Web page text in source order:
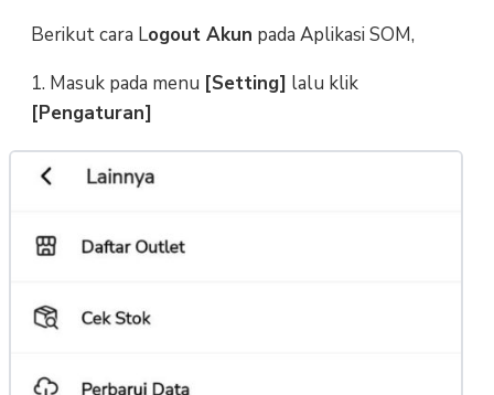
Berikut cara Logout Akun pada Aplikasi SOM,
1. Masuk pada menu [Setting] lalu klik
[Pengaturan]